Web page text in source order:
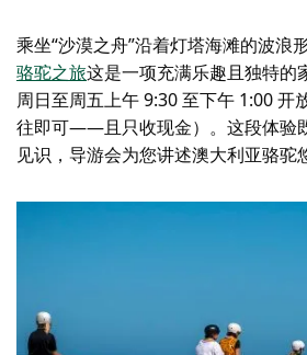
乘坐“沙漠之舟”沿着灯塔海滩的波浪
骆驼之旅这是一项充满乐趣且独特的
周日至周五上午 9:30 至下午 1:00 开
往即可——且只收现金）。这段体验
见识，导游会为您讲述澳大利亚骆驼